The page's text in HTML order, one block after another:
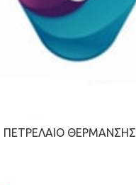
ΠΕΤΡΈΛΑΙΟ ΘΈΡΜΑΝΣΗΣ